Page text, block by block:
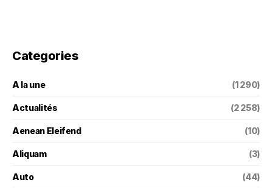
Categories
A la une (1 290)
Actualités (2 258)
Aenean Eleifend (10)
Aliquam (3)
Auto (44)